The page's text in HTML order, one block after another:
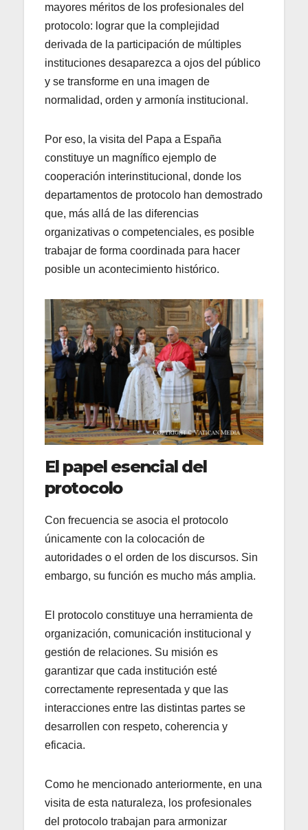
mayores méritos de los profesionales del
protocolo: lograr que la complejidad
derivada de la participación de múltiples
instituciones desaparezca a ojos del público
y se transforme en una imagen de
normalidad, orden y armonía institucional.
Por eso, la visita del Papa a España
constituye un magnífico ejemplo de
cooperación interinstitucional, donde los
departamentos de protocolo han demostrado
que, más allá de las diferencias
organizativas o competenciales, es posible
trabajar de forma coordinada para hacer
posible un acontecimiento histórico.
El papel esencial del
protocolo
Con frecuencia se asocia el protocolo
únicamente con la colocación de
autoridades o el orden de los discursos. Sin
embargo, su función es mucho más amplia.
El protocolo constituye una herramienta de
organización, comunicación institucional y
gestión de relaciones. Su misión es
garantizar que cada institución esté
correctamente representada y que las
interacciones entre las distintas partes se
desarrollen con respeto, coherencia y
eficacia.
Como he mencionado anteriormente, en una
visita de esta naturaleza, los profesionales
del protocolo trabajan para armonizar